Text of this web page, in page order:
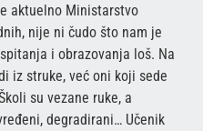
aktuelno Ministarstvo
nije ni čudo što nam je
i obrazovanja loš. Na
iz struke, već oni koji sede
su vezane ruke, a
degradirani… Učenik